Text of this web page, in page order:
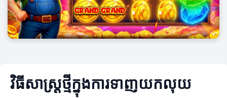
វិធីសាស្ត្រថ្មីក្នុងការទាញយកលុយ